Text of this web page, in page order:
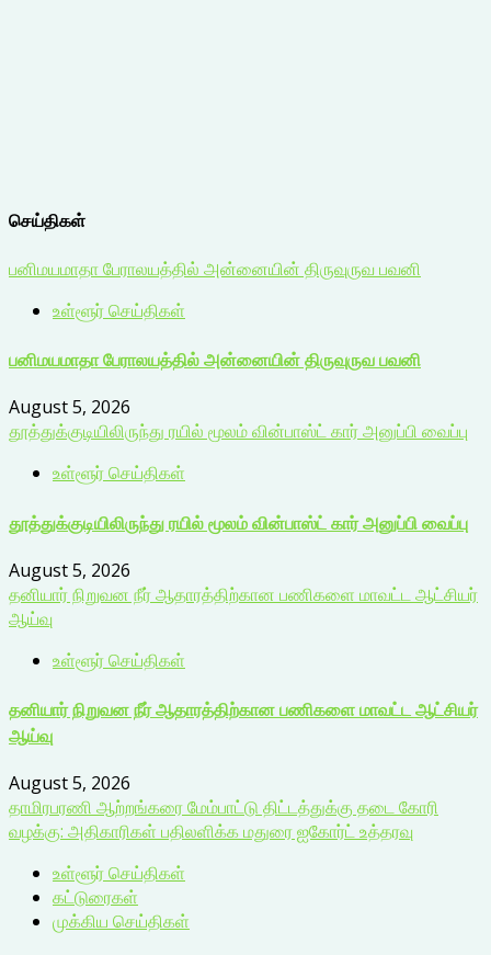
செய்திகள்
பனிமயமாதா பேராலயத்தில் அன்னையின் திருவுருவ பவனி
உள்ளூர் செய்திகள்
பனிமயமாதா பேராலயத்தில் அன்னையின் திருவுருவ பவனி
August 5, 2026
தூத்துக்குடியிலிருந்து ரயில் மூலம் வின்பாஸ்ட் கார் அனுப்பி வைப்பு
உள்ளூர் செய்திகள்
தூத்துக்குடியிலிருந்து ரயில் மூலம் வின்பாஸ்ட் கார் அனுப்பி வைப்பு
August 5, 2026
தனியார் நிறுவன நீர் ஆதாரத்திற்கான பணிகளை மாவட்ட ஆட்சியர்
ஆய்வு
உள்ளூர் செய்திகள்
தனியார் நிறுவன நீர் ஆதாரத்திற்கான பணிகளை மாவட்ட ஆட்சியர்
ஆய்வு
August 5, 2026
தாமிரபரணி ஆற்றங்கரை மேம்பாட்டு திட்டத்துக்கு தடை கோரி
வழக்கு: அதிகாரிகள் பதிலளிக்க மதுரை ஐகோர்ட் உத்தரவு
உள்ளூர் செய்திகள்
கட்டுரைகள்
முக்கிய செய்திகள்